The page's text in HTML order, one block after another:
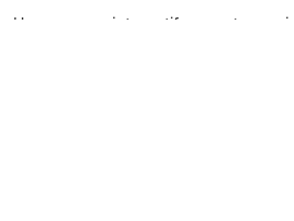
Un parcours interactif permet aux